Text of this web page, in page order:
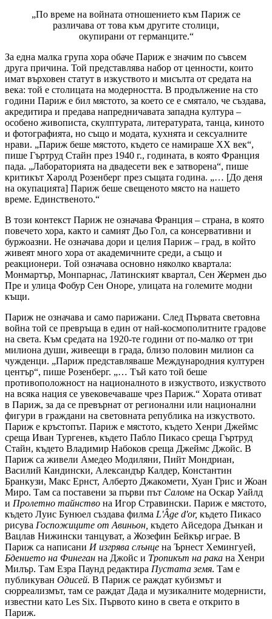
„По време на войната отношението към Париж се
различава от това към другите столици,
окупирани от германците.“
За една малка група хора обаче Париж е значим по съвсем
друга причина. Той представлява набор от ценности, които
имат върховен статут в изкуството и мисълта от средата на
века: той е столицата на модерността. В продължение на сто
години Париж е бил мястото, за което се е смятало, че създава,
акредитира и предава напредничавата западна култура –
особено живописта, скулптурата, литературата, танца, киното
и фотографията, но също и модата, кухнята и сексуалните
нрави. „Париж беше мястото, където се намираше ХХ век“,
пише Гъртруд Стайн през 1940 г., годината, в която Франция
пада. „Лабораторията на двадесети век е затворена“, пише
критикът Харолд Розенберг през същата година. „… [До деня
на окупацията] Париж беше свещеното място на нашето
време. Единственото.“
В този контекст Париж не означава Франция – страна, в която
повечето хора, както и самият Дьо Гол, са консервативни и
буржоазни. Не означава дори и целия Париж – град, в който
живеят много хора от академичните среди, а също и
реакционери. Той означава основно няколко квартала:
Монмартър, Монпарнас, Латинският квартал, Сен Жермен дьо
Пре и улица Фобур Сен Оноре, улицата на големите модни
къщи.
Париж не означава и само парижани. След Първата световна
война той се превръща в един от най-космополитните градове
на света. Към средата на 1920-те години от по-малко от три
милиона души, живеещи в града, близо половин милион са
чужденци. „Париж представляваше Международния културен
център“, пише Розенберг. „… Тъй като той беше
противоположност на националното в изкуството, изкуството
на всяка нация се увековечаваше чрез Париж.“ Хората отиват
в Париж, за да се превърнат от регионални или национални
фигури в граждани на световната република на изкуството.
Париж е кръстопът. Париж е мястото, където Хенри Джеймс
среща Иван Тургенев, където Пабло Пикасо среща Гъртруд
Стайн, където Владимир Набоков среща Джеймс Джойс. В
Париж са живели Амедео Модиляни, Пийт Мондриан,
Василий Кандински, Александър Калдер, Константин
Бранкузи, Макс Ернст, Алберто Джакомети, Хуан Грис и Жоан
Миро. Там са поставени за първи път Саломе на Оскар Уайлд
и Пролетно тайнство на Игор Стравински. Париж е мястото,
където Луис Бунюел създава филма L'Âge d'or, където Пикасо
рисува Госпожиците от Авиньон, където Айседора Дънкан и
Вацлав Нижински танцуват, а Жозефин Бейкър играе. В
Париж са написани И изгрява слънце на Ърнест Хемингуей,
Бдението на Финеган на Джойс и Тропикът на рака на Хенри
Милър. Там Езра Паунд редактира Пустата земя. Там е
публикуван Одисей. В Париж се раждат кубизмът и
сюрреализмът, там се раждат Дада и музикалните модернисти,
известни като Les Six. Първото кино в света е открито в
Париж.